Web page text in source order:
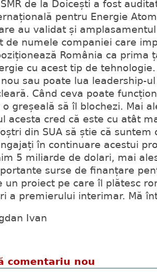
de la Doicești a fost
pentru Energie
au validat și
de numele companiei care
România ca prima
cu acest tip de
sau poate lua leadership-
Când ceva poate
greșeală să îl blochezi. Mai
acesta cred că este cu atât
din SUA să știe că suntem
în continuare acestui
5 miliarde de dolari, mai
surse de finanțare
un proiect pe care îl plătesc
a premierului interimar. Mă
Ivan
comentariu nou